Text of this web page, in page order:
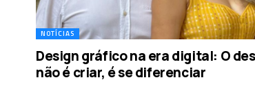
NOTÍCIAS
Design gráfico na era digital: O
não é criar, é se diferenciar